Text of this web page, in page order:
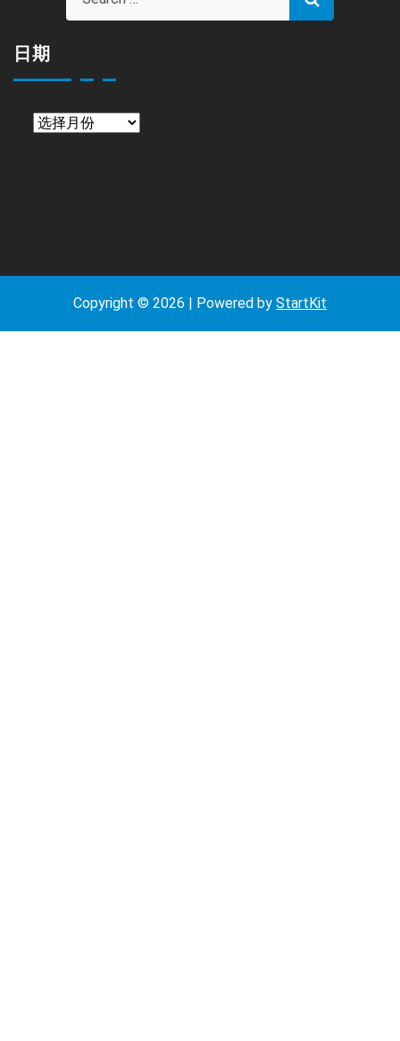
日期
Copyright © 2026 | Powered by StartKit